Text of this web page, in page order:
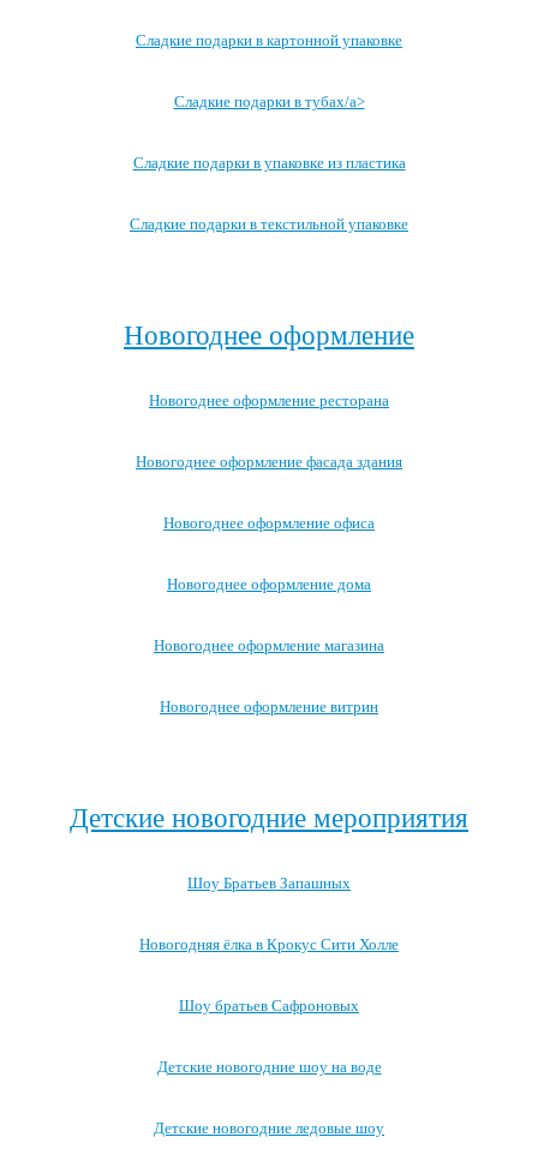
Сладкие подарки в картонной упаковке
Сладкие подарки в тубах/a>
Сладкие подарки в упаковке из пластика
Сладкие подарки в текстильной упаковке
Новогоднее оформление
Новогоднее оформление ресторана
Новогоднее оформление фасада здания
Новогоднее оформление офиса
Новогоднее оформление дома
Новогоднее оформление магазина
Новогоднее оформление витрин
Детские новогодние мероприятия
Шоу Братьев Запашных
Новогодняя ёлка в Крокус Сити Холле
Шоу братьев Сафроновых
Детские новогодние шоу на воде
Детские новогодние ледовые шоу